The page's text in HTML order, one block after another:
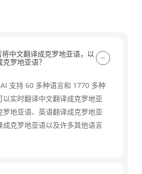
中文翻译成克罗地亚语，以
罗地亚语？
支持 60 多种语言和 1770 多种
以实时翻译中文翻译成克罗地亚
罗地亚语、英语翻译成克罗地亚
成克罗地亚语以及许多其他语言